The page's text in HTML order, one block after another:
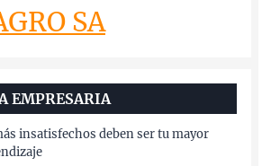
SA
EMPRESARIA
insatisfechos deben ser tu mayor